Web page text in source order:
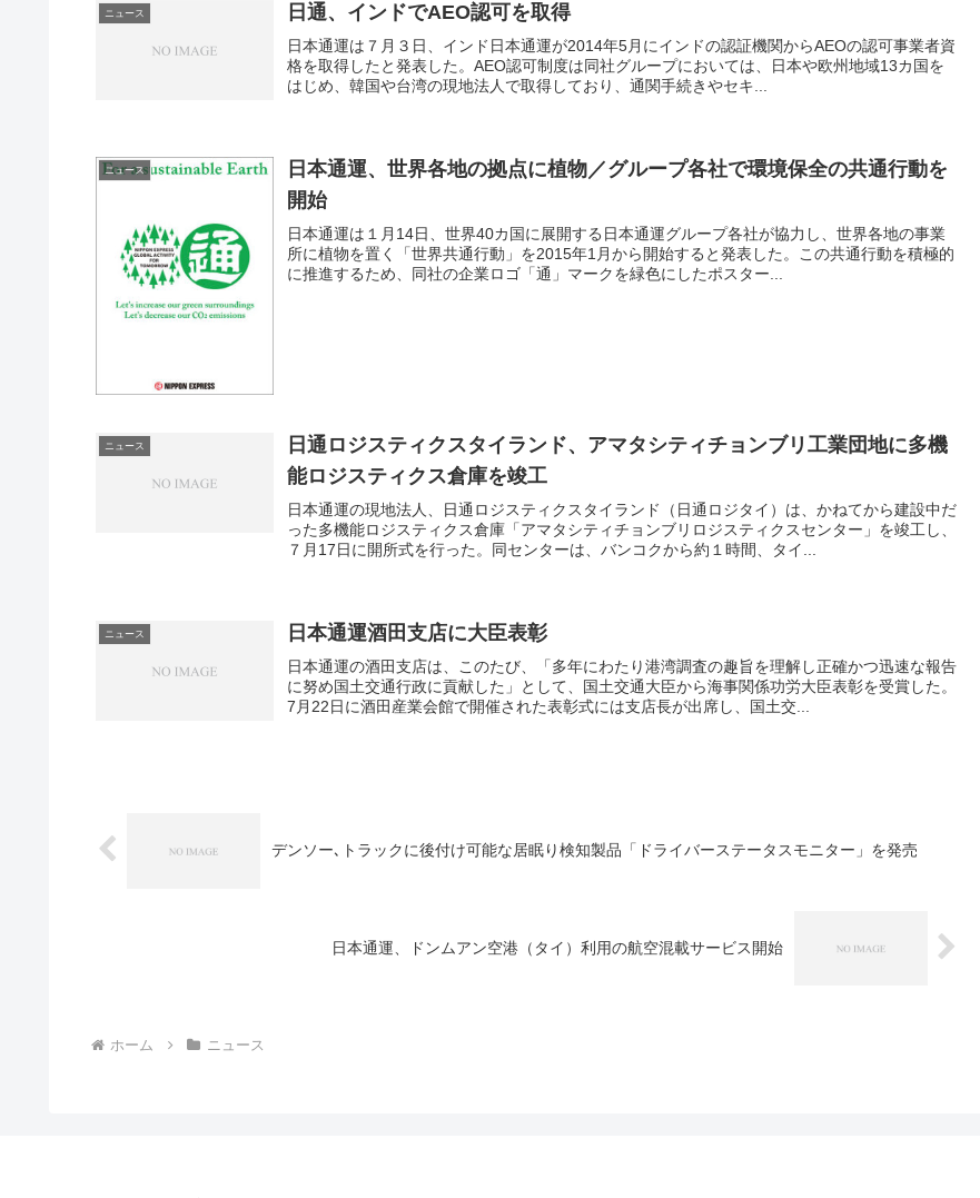
ニュース 日通、インドでAEO認可を取得
日本通運は７月３日、インド日本通運が2014年5月にインドの認証機関からAEOの認可事業者資
格を取得したと発表した。AEO認可制度は同社グループにおいては、日本や欧州地域13カ国を
はじめ、韓国や台湾の現地法人で取得しており、通関手続きやセキ...
ニュース
日本通運、世界各地の拠点に植物／グループ各社で環境保全の共通行動を
開始
日本通運は１月14日、世界40カ国に展開する日本通運グループ各社が協力し、世界各地の事業
所に植物を置く「世界共通行動」を2015年1月から開始すると発表した。この共通行動を積極的
に推進するため、同社の企業ロゴ「通」マークを緑色にしたポスター...
ニュース
日通ロジスティクスタイランド、アマタシティチョンブリ工業団地に多機
能ロジスティクス倉庫を竣工
日本通運の現地法人、日通ロジスティクスタイランド（日通ロジタイ）は、かねてから建設中だ
った多機能ロジスティクス倉庫「アマタシティチョンブリロジスティクスセンター」を竣工し、
７月17日に開所式を行った。同センターは、バンコクから約１時間、タイ...
ニュース 日本通運酒田支店に大臣表彰
日本通運の酒田支店は、このたび、「多年にわたり港湾調査の趣旨を理解し正確かつ迅速な報告
に努め国土交通行政に貢献した」として、国土交通大臣から海事関係功労大臣表彰を受賞した。
7月22日に酒田産業会館で開催された表彰式には支店長が出席し、国土交...
デンソー､トラックに後付け可能な居眠り検知製品「ドライバーステータスモニター」を発売
日本通運、ドンムアン空港（タイ）利用の航空混載サービス開始
ホーム ニュース